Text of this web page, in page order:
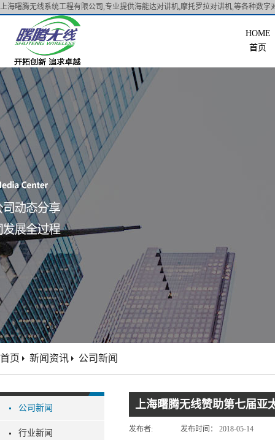
上海曙腾无线系统工程有限公司,专业提供海能达对讲机,摩托罗拉对讲机,等各种数字
首页
公司新闻
行业新闻
首页 新闻资讯 公司新闻
上海曙腾无线赞助第七届亚
发布者: 发布时间： 2018-05-14